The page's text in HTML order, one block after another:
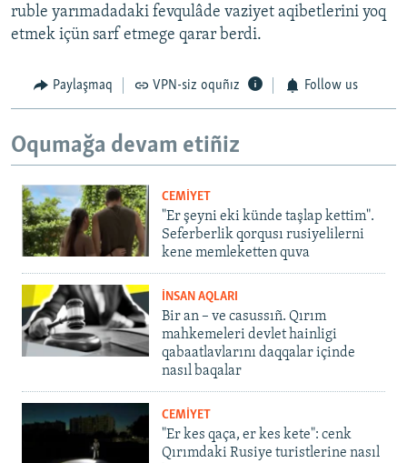
ruble yarımadadaki fevqulâde vaziyet aqibetlerini yoq
etmek içün sarf etmege qarar berdi.
Paylaşmaq VPN-siz oquñız Follow us
Oqumağa devam etiñiz
CEMİYET
"Er şeyni eki künde taşlap kettim".
Seferberlik qorqusı rusiyelilerni
kene memleketten quva
İNSAN AQLARI
Bir an – ve casussıñ. Qırım
mahkemeleri devlet hainligi
qabaatlavlarını daqqalar içinde
nasıl baqalar
CEMİYET
"Er kes qaça, er kes kete": cenk
Qırımdaki Rusiye turistlerine nasıl